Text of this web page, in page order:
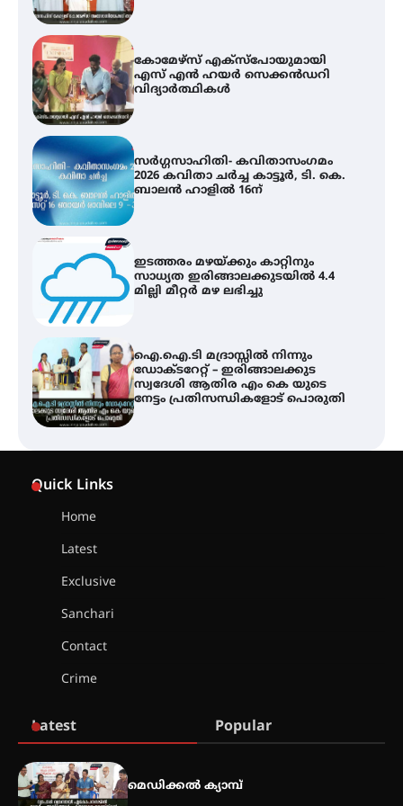
കോമേഴ്സ് എക്സ്പോയുമായി
എസ് എൻ ഹയർ സെക്കൻഡറി
വിദ്യാർത്ഥികൾ
സർഗ്ഗസാഹിതി- കവിതാസംഗമം
2026 കവിതാ ചർച്ച കാട്ടൂർ, ടി. കെ.
ബാലൻ ഹാളിൽ 16ന്
ഇടത്തരം മഴയ്ക്കും കാറ്റിനും
സാധ്യത ഇരിങ്ങാലക്കുടയിൽ 4.4
മില്ലി മീറ്റർ മഴ ലഭിച്ചു
ഐ.ഐ.ടി മദ്രാസ്സിൽ നിന്നും
ഡോക്ടറേറ്റ് – ഇരിങ്ങാലക്കുട
സ്വദേശി ആതിര എം കെ യുടെ
നേട്ടം പ്രതിസന്ധികളോട് പൊരുതി
2026 കവിതാ ചർച്ച കാട്ടൂർ, ടി. കെ.
ബാലൻ ഹാളിൽ 16ന്
Quick Links
Home
Latest
Exclusive
Sanchari
Contact
Crime
Latest Popular
മെഡിക്കൽ ക്യാമ്പ്